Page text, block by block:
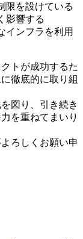
限を設けている
影響する
インフラを利用
トが成功するた
徹底的に取り組
図り、引き続き
を重ねてまいり
ろしくお願い申